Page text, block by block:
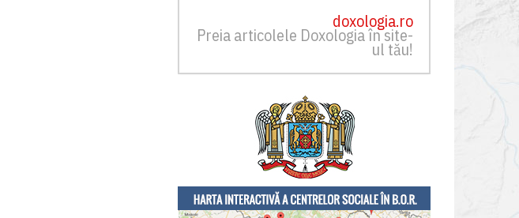
doxologia.ro
Preia articolele Doxologia în site-
ul tău!